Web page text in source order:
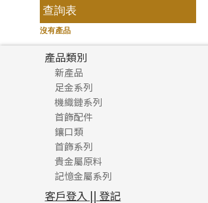
耳綫/耳鈎系列
耳環爪頭
耳環
相盒吊墜 (11)
生肖吊墜
管扣系列
星座吊墜
水泡扣
珠扣
牛仔鏈
拉簧珠珠手鏈
記憶鈦手鐲
查詢表
沒有產品
產品類別
新產品
足金系列
足金配件
機織鏈系列
珠仔鏈
镶口链
管狀網鏈
十字車花鏈系列
十字閃O鏈系列
十字錘打鏈系列
首飾配件
耳環類配件
卷迫系列
螺絲迫系列
梅花迫系列
平臺迫系列
鏈類配件
動感車花吊墜
調節珠系列
生圈扣系列
其他類配件
珠盤系列
袖口鈕系列
珠類配件
無孔光身珠
鑲口類
四爪頭系列
六爪頭系列
車花片
動感車花片
首飾系列
手镯系列
戒指系列
空心耳環
貴金屬原料
千足金
記憶金屬系列
記憶戒指
客戶登入 || 登記